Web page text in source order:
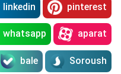
pinterest
linkedin
aparat
whatsapp
Soroush
bale